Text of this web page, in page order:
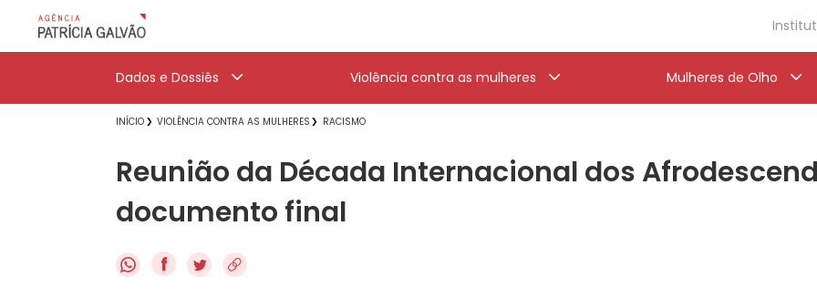
Dados e Dossiês Violência contra as mulheres Mulheres de Olho
INÍCIO VIOLÊNCIA CONTRA AS MULHERES RACISMO
Reunião da Década Internacional dos
documento final
f